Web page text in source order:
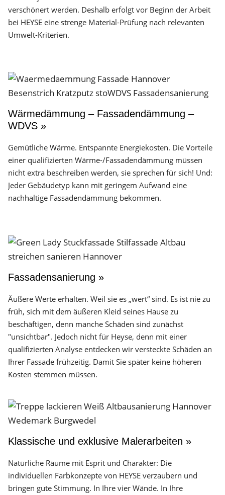
verschönert werden. Deshalb erfolgt vor Beginn der Arbeit
bei HEYSE eine strenge Material-Prüfung nach relevanten
Umwelt-Kriterien.
Wärmedämmung – Fassadendämmung –
WDVS »
Gemütliche Wärme. Entspannte Energiekosten. Die Vorteile
einer qualifizierten Wärme-/Fassadendämmung müssen
nicht extra beschreiben werden, sie sprechen für sich! Und:
Jeder Gebäudetyp kann mit geringem Aufwand eine
nachhaltige Fassadendämmung bekommen.
Fassadensanierung »
Äußere Werte erhalten. Weil sie es „wert“ sind. Es ist nie zu
früh, sich mit dem äußeren Kleid seines Hause zu
beschäftigen, denn manche Schäden sind zunächst
"unsichtbar". Jedoch nicht für Heyse, denn mit einer
qualifizierten Analyse entdecken wir versteckte Schäden an
Ihrer Fassade frühzeitig. Damit Sie später keine höheren
Kosten stemmen müssen.
Klassische und exklusive Malerarbeiten »
Natürliche Räume mit Esprit und Charakter: Die
individuellen Farbkonzepte von HEYSE verzaubern und
bringen gute Stimmung. In Ihre vier Wände. In Ihre